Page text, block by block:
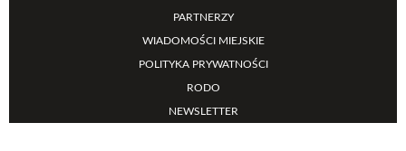
PARTNERZY
WIADOMOŚCI MIEJSKIE
POLITYKA PRYWATNOŚCI
RODO
NEWSLETTER